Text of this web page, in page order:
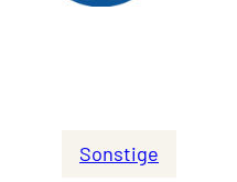
Sonstige